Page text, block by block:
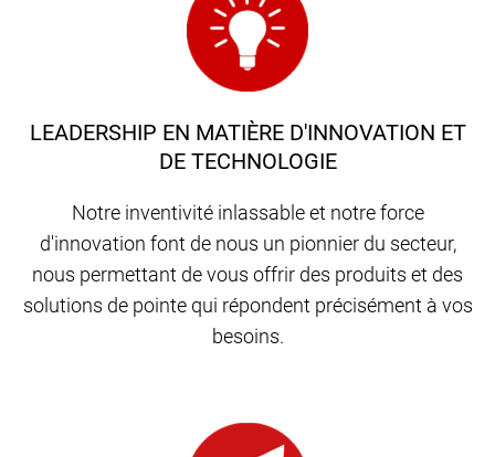
LEADERSHIP EN MATIÈRE D'INNOVATION ET
DE TECHNOLOGIE
Notre inventivité inlassable et notre force
d'innovation font de nous un pionnier du secteur,
nous permettant de vous offrir des produits et des
solutions de pointe qui répondent précisément à vos
besoins.